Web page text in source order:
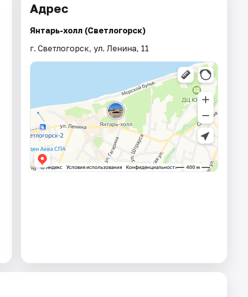
Адрес
Янтарь-холл (Светлогорск)
г. Светлогорск, ул. Ленина, 11